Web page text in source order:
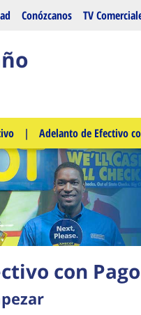
Conózcanos TV
| Adelanto de Efectivo
con